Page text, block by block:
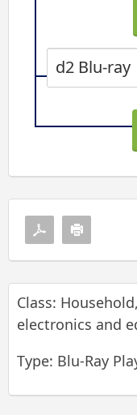
d2 Blu-ray
Class:
electronics and
Type: Blu-Ray